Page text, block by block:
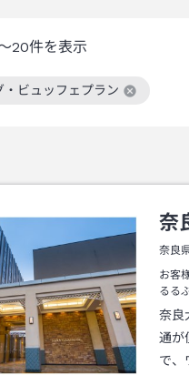
20件を表示
ビュッフェプラン
を解除
奈
奈良
お客
るる
奈良
通が
で、